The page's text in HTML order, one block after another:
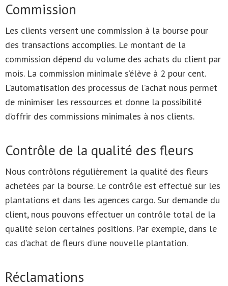
Commission
Les clients versent une commission à la bourse pour
des transactions accomplies. Le montant de la
commission dépend du volume des achats du client par
mois. La commission minimale s’élève à 2 pour cent.
L’automatisation des processus de l’achat nous permet
de minimiser les ressources et donne la possibilité
d’offrir des commissions minimales à nos clients.
Contrôle de la qualité des fleurs
Nous contrôlons régulièrement la qualité des fleurs
achetées par la bourse. Le contrôle est effectué sur les
plantations et dans les agences cargo. Sur demande du
client, nous pouvons effectuer un contrôle total de la
qualité selon certaines positions. Par exemple, dans le
cas d’achat de fleurs d’une nouvelle plantation.
Réclamations